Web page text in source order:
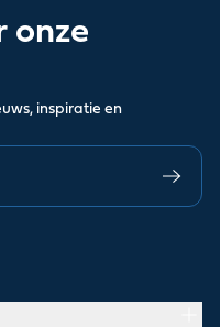
onze
inspiratie en